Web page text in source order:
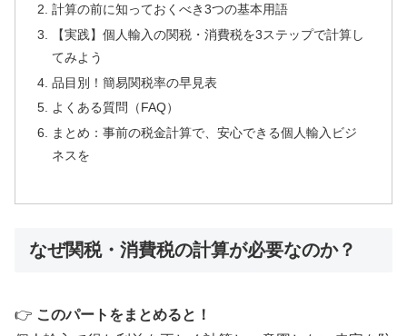
計算の前に知っておくべき3つの基本用語
【実践】個人輸入の関税・消費税を3ステップで計算し
てみよう
品目別！簡易関税率の早見表
よくある質問（FAQ）
まとめ：事前の税金計算で、安心できる個人輸入ビジ
ネスを
なぜ関税・消費税の計算が必要なのか？
👉 このパートをまとめると！